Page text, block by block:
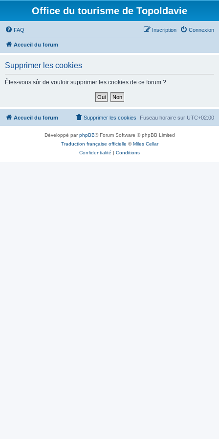
Office du tourisme de Topoldavie
FAQ Connexion
Inscription
Accueil du forum
Supprimer les cookies
Êtes-vous sûr de vouloir supprimer les cookies de ce forum ?
Accueil du forum Fuseau horaire sur UTC+02:00
Supprimer les cookies
Développé parphpBB® Forum Software © phpBB Limited
Traduction française officielle ©Miles Cellar
Confidentialité | Conditions